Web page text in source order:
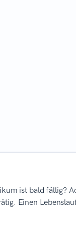
ist bald fällig?
Einen